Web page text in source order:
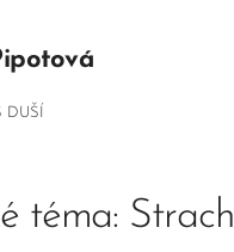
téma: Strach